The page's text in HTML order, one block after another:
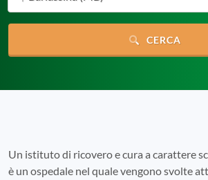
CERCA
Un istituto di ricovero e cura a carattere
è un ospedale nel quale vengono svolte